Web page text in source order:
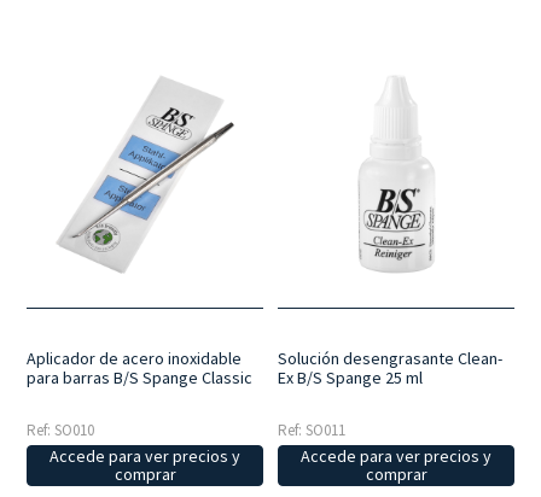
Aplicador de acero inoxidable
para barras B/S Spange Classic
Ref: SO010
Accede para ver precios y
comprar
Solución desengrasante Clean-
Ex B/S Spange 25 ml
Ref: SO011
Accede para ver precios y
comprar